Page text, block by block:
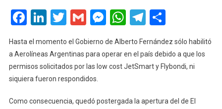
Y
Las
Facebook
LinkedIn
Twitter
GmailMessenger
WhatsApp
Telegram
Hasta el momento el Gobierno de Alberto Fernández sólo habilitó
a Aerolíneas Argentinas para operar en el país debido a que los
permisos solicitados por las low cost JetSmart y Flybondi, ni
siquiera fueron respondidos.
Como consecuencia, quedó postergada la apertura del de El